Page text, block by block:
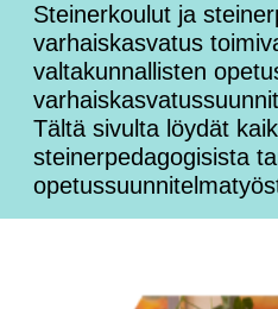
Steinerkoulut ja
varhaiskasvatus
valtakunnallisten
Tältä sivulta löydät
steinerpedagogisista